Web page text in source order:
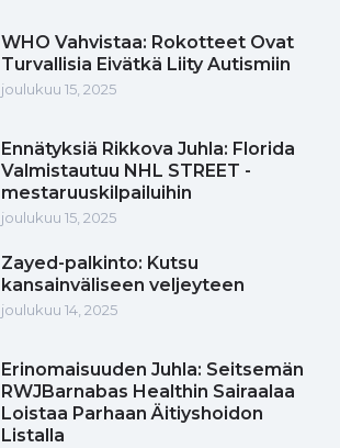
WHO Vahvistaa: Rokotteet Ovat
Turvallisia Eivätkä Liity Autismiin
joulukuu 15, 2025
Ennätyksiä Rikkova Juhla: Florida
Valmistautuu NHL STREET -
mestaruuskilpailuihin
joulukuu 15, 2025
Zayed-palkinto: Kutsu
kansainväliseen veljeyteen
joulukuu 14, 2025
Erinomaisuuden Juhla: Seitsemän
RWJBarnabas Healthin Sairaalaa
Loistaa Parhaan Äitiyshoidon
Listalla